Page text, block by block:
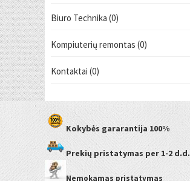
Biuro Technika (0)
Kompiuterių remontas (0)
Kontaktai (0)
Kokybės gararantija 100%
Prekių pristatymas per 1-2 d.d.
Nemokamas pristatymas